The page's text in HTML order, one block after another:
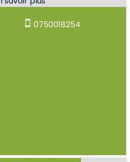
0750018254